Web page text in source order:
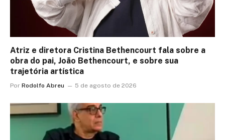
Atriz e diretora Cristina Bethencourt fala sobre a
obra do pai, João Bethencourt, e sobre sua
trajetória artística
Por Rodolfo Abreu 5 de agosto de 2026